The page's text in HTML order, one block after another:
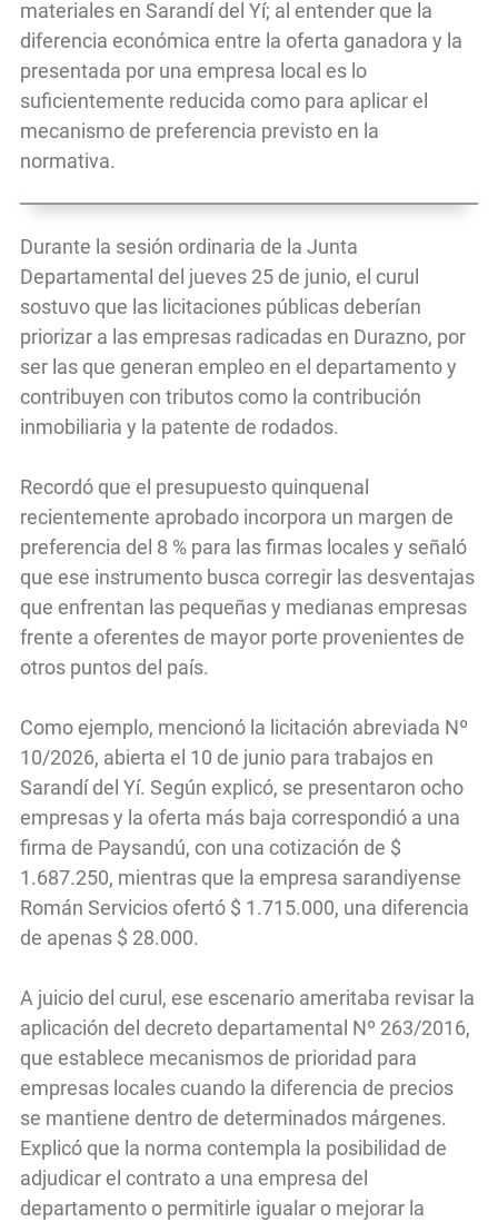
materiales en Sarandí del Yí; al entender que la
diferencia económica entre la oferta ganadora y la
presentada por una empresa local es lo
suficientemente reducida como para aplicar el
mecanismo de preferencia previsto en la
normativa.
Durante la sesión ordinaria de la Junta
Departamental del jueves 25 de junio, el curul
sostuvo que las licitaciones públicas deberían
priorizar a las empresas radicadas en Durazno, por
ser las que generan empleo en el departamento y
contribuyen con tributos como la contribución
inmobiliaria y la patente de rodados.
Recordó que el presupuesto quinquenal
recientemente aprobado incorpora un margen de
preferencia del 8 % para las firmas locales y señaló
que ese instrumento busca corregir las desventajas
que enfrentan las pequeñas y medianas empresas
frente a oferentes de mayor porte provenientes de
otros puntos del país.
Como ejemplo, mencionó la licitación abreviada Nº
10/2026, abierta el 10 de junio para trabajos en
Sarandí del Yí. Según explicó, se presentaron ocho
empresas y la oferta más baja correspondió a una
firma de Paysandú, con una cotización de $
1.687.250, mientras que la empresa sarandiyense
Román Servicios ofertó $ 1.715.000, una diferencia
de apenas $ 28.000.
A juicio del curul, ese escenario ameritaba revisar la
aplicación del decreto departamental Nº 263/2016,
que establece mecanismos de prioridad para
empresas locales cuando la diferencia de precios
se mantiene dentro de determinados márgenes.
Explicó que la norma contempla la posibilidad de
adjudicar el contrato a una empresa del
departamento o permitirle igualar o mejorar la